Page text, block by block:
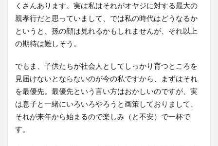
くさんあります。実は私はそれがオヤジに対する最大の
親孝行だと思っていまして、では私の時代はどうなるか
というと、孫の顔は見れるかもしれませんが、それ以上
の期待は難しそう。
でもま、子供たちが社会人としてしっかり育つところを
見届けないとならないのが今の私ですから、まずはそれ
を最優先。最優先という言い方はおかしいのですが、実
は息子と一緒にいろいろやろうと画策しておりまして、
それが来年から始まるので楽しみ（と不安）で一杯で
す。